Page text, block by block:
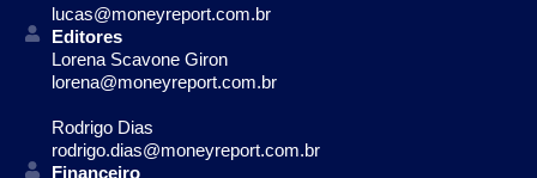
lucas@moneyreport.com.br
Editores
Lorena Scavone Giron
lorena@moneyreport.com.br
Rodrigo Dias
rodrigo.dias@moneyreport.com.br
Financeiro